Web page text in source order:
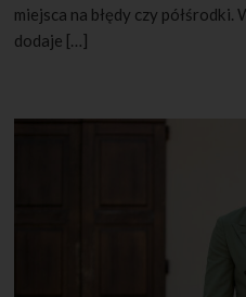
miejsca na błędy czy
dodaje […]